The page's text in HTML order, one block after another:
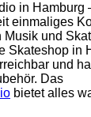
in Hamburg
einmaliges
Musik und
Skateshop in
und
Das
bietet alles